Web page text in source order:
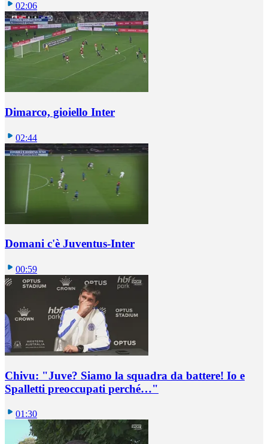
02:06
Dimarco, gioiello Inter
02:44
Domani c'è Juventus-Inter
00:59
Chivu: "Juve? Siamo la squadra da battere! Io e
Spalletti preoccupati perché…"
01:30